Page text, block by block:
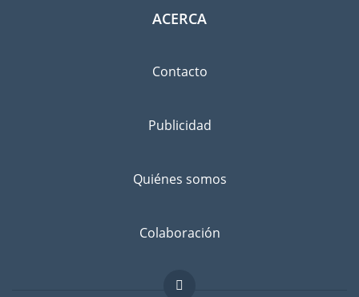
internos de calidad, la variedad de paquetes de envoltura
Separe los bienes que desea llevar a Lecce de los que va a
de llevarlas con usted?
No existe el riesgo cero. Suscribir un seguro contra daños
ACERCA
Contacto
Publicidad
Quiénes somos
Colaboración